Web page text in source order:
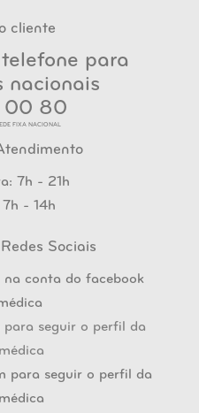
cliente
00 80
FIXA NACIONAL
7h - 21h
- 14h
Sociais